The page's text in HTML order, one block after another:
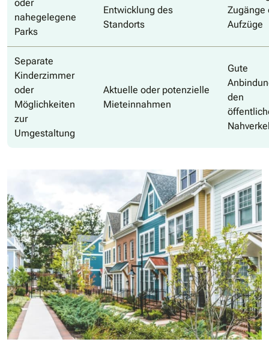
oder
nahegelegene
Parks
Entwicklung des
Standorts
Zugänge
Aufzüge
Separate
Kinderzimmer
oder
Möglichkeiten
zur
Umgestaltung
Aktuelle oder potenzielle
Mieteinnahmen
Gute
den